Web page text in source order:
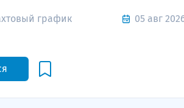
график
05 авг